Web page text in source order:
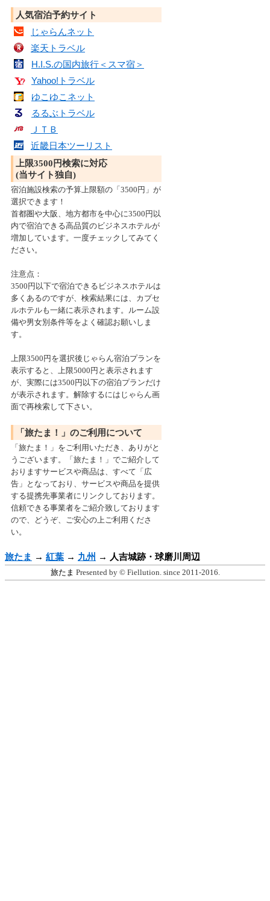
人気宿泊予約サイト
じゃらんネット
楽天トラベル
H.I.S.の国内旅行＜スマ宿＞
Yahoo!トラベル
ゆこゆこネット
るるぶトラベル
ＪＴＢ
近畿日本ツーリスト
上限3500円検索に対応
(当サイト独自)
宿泊施設検索の予算上限額の「3500円」が
選択できます！
首都圏や大阪、地方都市を中心に3500円以
内で宿泊できる高品質のビジネスホテルが
増加しています。一度チェックしてみてく
ださい。
注意点：
3500円以下で宿泊できるビジネスホテルは
多くあるのですが、検索結果には、カプセ
ルホテルも一緒に表示されます。ルーム設
備や男女別条件等をよく確認お願いしま
す。
上限3500円を選択後じゃらん宿泊プランを
表示すると、上限5000円と表示されます
が、実際には3500円以下の宿泊プランだけ
が表示されます。解除するにはじゃらん画
面で再検索して下さい。
「旅たま！」のご利用について
「旅たま！」をご利用いただき、ありがと
うございます。「旅たま！」でご紹介して
おりますサービスや商品は、すべて「広
告」となっており、サービスや商品を提供
する提携先事業者にリンクしております。
信頼できる事業者をご紹介致しております
ので、どうぞ、ご安心の上ご利用くださ
い。
旅たま → 紅葉 → 九州 → 人吉城跡・球磨川周辺
旅たま Presented by © Fiellution. since 2011-2016.